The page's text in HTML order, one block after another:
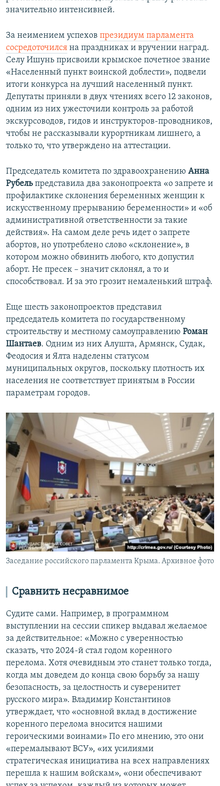
значительно интенсивней.
За неимением успехов президиум парламента
сосредоточился на праздниках и вручении наград.
Селу Ишунь присвоили крымское почетное звание
«Населенный пункт воинской доблести», подвели
итоги конкурса на лучший населенный пункт.
Депутаты приняли в двух чтениях всего 12 законов,
одним из них ужесточили контроль за работой
экскурсоводов, гидов и инструкторов-проводников,
чтобы не рассказывали курортникам лишнего, а
только то, что утверждено на аттестации.
Председатель комитета по здравоохранению Анна
Рубель представила два законопроекта «о запрете и
профилактике склонения беременных женщин к
искусственному прерыванию беременности» и «об
административной ответственности за такие
действия». На самом деле речь идет о запрете
абортов, но употреблено слово «склонение», в
котором можно обвинить любого, кто допустил
аборт. Не пресек – значит склонял, а то и
способствовал. И за это грозит немаленький штраф.
Еще шесть законопроектов представил
председатель комитета по государственному
строительству и местному самоуправлению Роман
Шантаев. Одним из них Алушта, Армянск, Судак,
Феодосия и Ялта наделены статусом
муниципальных округов, поскольку плотность их
населения не соответствует принятым в России
параметрам городов.
Заседание российского парламента Крыма. Архивное фото
Сравнить несравнимое
Судите сами. Например, в программном
выступлении на сессии спикер выдавал желаемое
за действительное: «Можно с уверенностью
сказать, что 2024-й стал годом коренного
перелома. Хотя очевидным это станет только тогда,
когда мы доведем до конца свою борьбу за нашу
безопасность, за целостность и суверенитет
русского мира». Владимир Константинов
утверждает, что «основной вклад в достижение
коренного перелома вносится нашими
героическими воинами» По его мнению, это они
«перемалывают ВСУ», «их усилиями
стратегическая инициатива на всех направлениях
перешла к нашим войскам», «они обеспечивают